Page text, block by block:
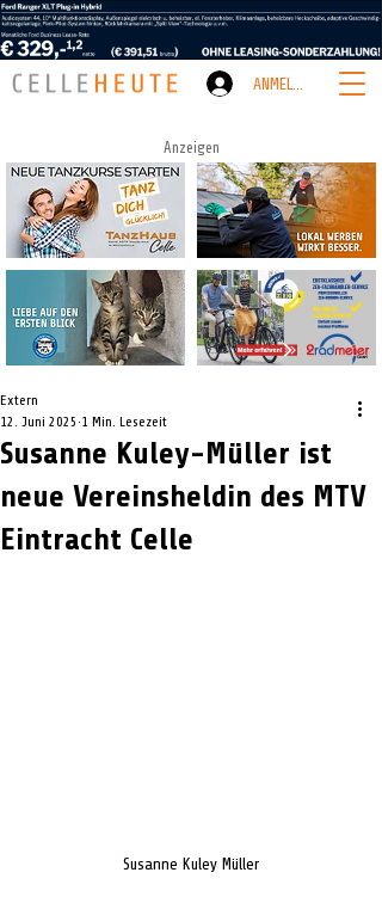
ANMELDEN
Anzeigen
Susanne Kuley-Müller ist
neue Vereinsheldin des MTV
Eintracht Celle
Extern
12. Juni 2025 1 Min. Lesezeit
Susanne Kuley Müller